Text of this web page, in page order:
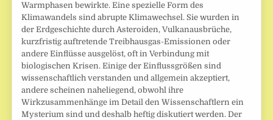
Warmphasen bewirkte. Eine spezielle Form des
Klimawandels sind abrupte Klimawechsel. Sie wurden in
der Erdgeschichte durch Asteroiden, Vulkanausbrüche,
kurzfristig auftretende Treibhausgas-Emissionen oder
andere Einflüsse ausgelöst, oft in Verbindung mit
biologischen Krisen. Einige der Einflussgrößen sind
wissenschaftlich verstanden und allgemein akzeptiert,
andere scheinen naheliegend, obwohl ihre
Wirkzusammenhänge im Detail den Wissenschaftlern ein
Mysterium sind und deshalb heftig diskutiert werden. Der